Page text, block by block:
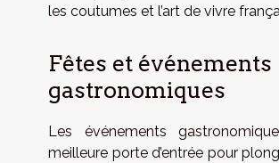
les coutumes et l’art de vivre
Fêtes et événements
gastronomiques
Les événements
meilleure porte d’entrée pour